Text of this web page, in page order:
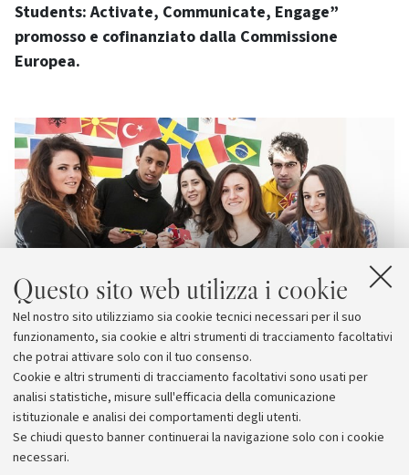
Questo sito web utilizza i cookie
Nel nostro sito utilizziamo sia cookie tecnici necessari per il suo
funzionamento, sia cookie e altri strumenti di tracciamento facoltativi
che potrai attivare solo con il tuo consenso.
Cookie e altri strumenti di tracciamento facoltativi sono usati per
analisi statistiche, misure sull'efficacia della comunicazione
istituzionale e analisi dei comportamenti degli utenti.
Se chiudi questo banner continuerai la navigazione solo con i cookie
necessari.
Students: Activate, Communicate, Engage”
promosso e cofinanziato dalla Commissione
Europea.